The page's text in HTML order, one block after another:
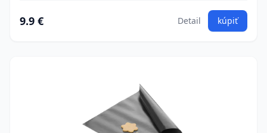
9.9 € Detail kúpiť